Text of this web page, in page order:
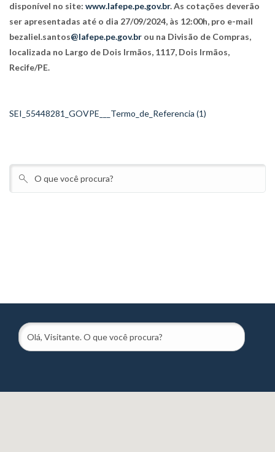
disponível no site: www.lafepe.pe.gov.br. As cotações deverão
ser apresentadas até o dia 27/09/2024, às 12:00h, pro e-mail
bezaliel.santos@lafepe.pe.gov.br ou na Divisão de Compras,
localizada no Largo de Dois Irmãos, 1117, Dois Irmãos,
Recife/PE.
SEI_55448281_GOVPE___Termo_de_Referencia (1)